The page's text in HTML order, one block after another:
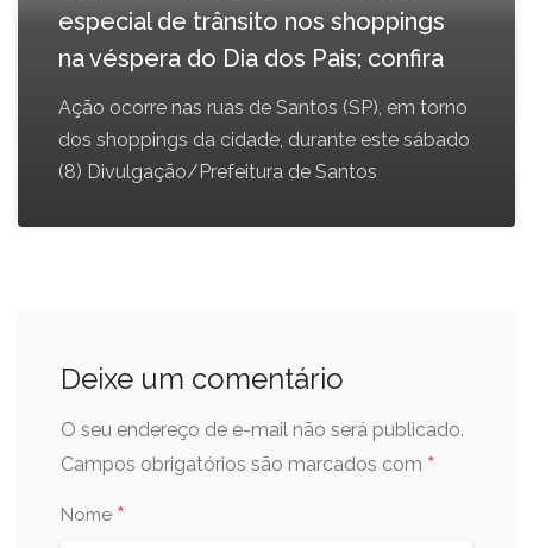
especial de trânsito nos shoppings
na véspera do Dia dos Pais; confira
Ação ocorre nas ruas de Santos (SP), em torno
dos shoppings da cidade, durante este sábado
(8) Divulgação/Prefeitura de Santos
Deixe um comentário
O seu endereço de e-mail não será publicado.
Campos obrigatórios são marcados com *
Nome *